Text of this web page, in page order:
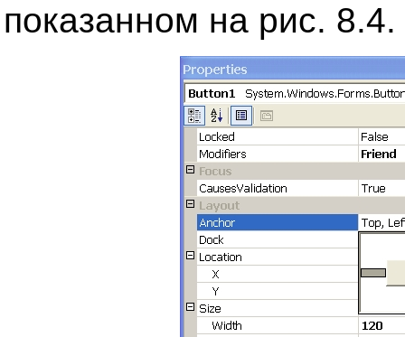
показанном на рис. 8.4.